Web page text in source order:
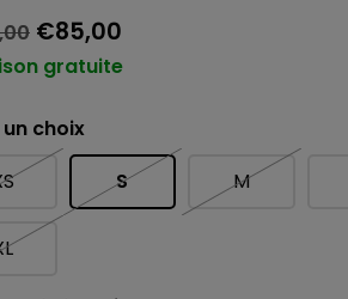
€85,00
gratuite
choix
S M